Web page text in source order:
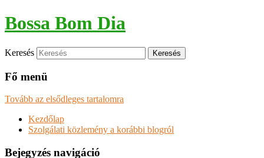
Bossa Bom Dia
Keresés
Fő menü
Tovább az elsődleges tartalomra
Kezdőlap
Szolgálati közlemény a korábbi blogról
Bejegyzés navigáció